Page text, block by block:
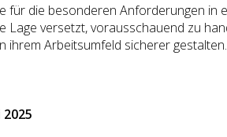
für die besonderen Anforderungen
Lage versetzt, vorausschauend zu
Arbeitsumfeld sicherer